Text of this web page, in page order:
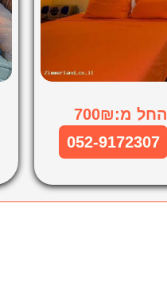
החל מ:700₪
052-9172307